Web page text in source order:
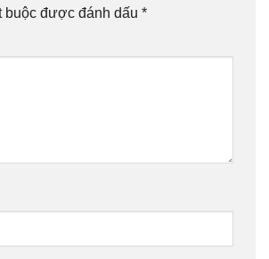
buộc được đánh dấu *